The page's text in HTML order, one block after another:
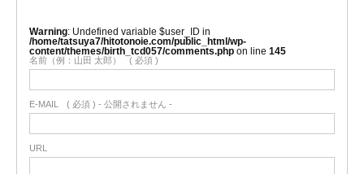
Warning : Undefined variable $user_ID in
/home/tatsuya7/hitotonoie.com/public_html/wp-
content/themes/birth_tcd057/comments.php on line 145
名前（例：山田 太郎） ( 必須 )
E-MAIL ( 必須 ) - 公開されません -
URL